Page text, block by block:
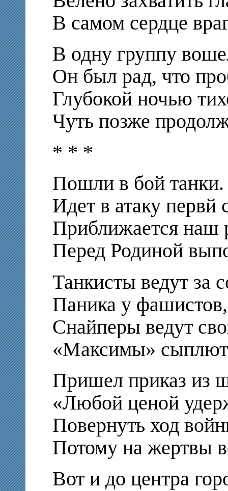
В самом сердце
В одну группу
Он был рад, что
Глубокой ночью
Чуть позже
* * *
Пошли в бой
Идет в атаку первй
Приближается
Перед Родиной
Танкисты ведут за
Паника у
Снайперы ведут
«Максимы» сыплют
Пришел приказ из
«Любой ценой
Повернуть ход
Потому на жертвы
Вот и до центра